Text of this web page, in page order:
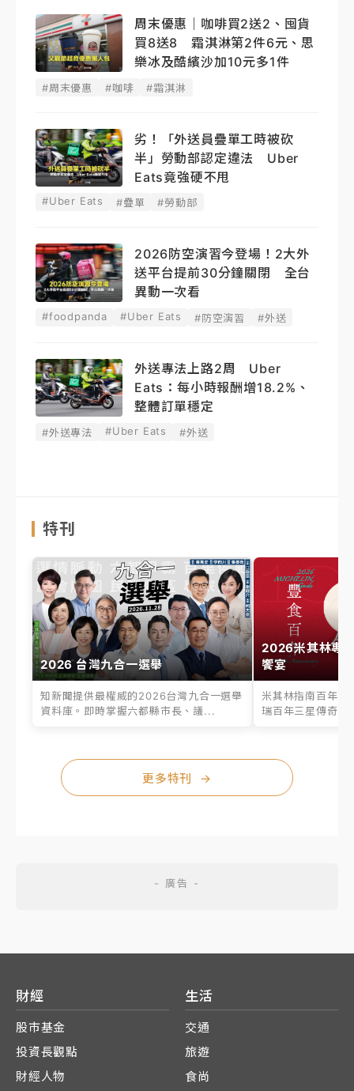
周末優惠｜咖啡買2送2、囤貨
買8送8 霜淇淋第2件6元、思
樂冰及酷繽沙加10元多1件
#周末優惠 #咖啡 #霜淇淋
劣！「外送員疊單工時被砍
半」勞動部認定違法 Uber
Eats竟強硬不甩
#Uber Eats #疊單 #勞動部
2026防空演習今登場！2大外
送平台提前30分鐘關閉 全台
異動一次看
#foodpanda #Uber Eats #防空演習 #外送
外送專法上路2周 Uber
Eats：每小時報酬增18.2%、
整體訂單穩定
#外送專法 #Uber Eats #外送
特刊
2026 台灣九合一選舉
知新聞提供最權威的2026台灣九合一選舉
資料庫。即時掌握六都縣市長、議...
2026米其林專
饗宴
米其林指南百年之
瑞百年三星傳奇、
更多特刊 →
財經
股市基金
投資長觀點
財經人物
生活
交通
旅遊
食尚